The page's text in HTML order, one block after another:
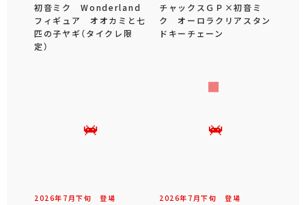
初音ミク Wonderland
フィギュア オオカミと七
匹の子ヤギ（タイクレ限
定）
チャックスＧＰ×初音ミ
ク オーロラクリアスタン
ドキーチェーン
2026年 7 月下旬 登場 2026年 7 月下旬 登場